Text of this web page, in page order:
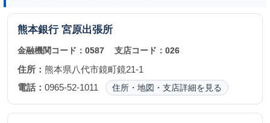
熊本銀行 宮原出張所
金融機関コード： 0587 支店コード：026
住所： 熊本県八代市鏡町鏡21-1
電話： 0965-52-1011 住所・地図・支店詳細を見る